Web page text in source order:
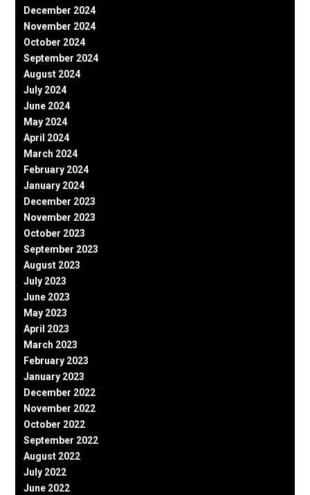
December 2024
November 2024
October 2024
September 2024
August 2024
July 2024
June 2024
May 2024
April 2024
March 2024
February 2024
January 2024
December 2023
November 2023
October 2023
September 2023
August 2023
July 2023
June 2023
May 2023
April 2023
March 2023
February 2023
January 2023
December 2022
November 2022
October 2022
September 2022
August 2022
July 2022
June 2022